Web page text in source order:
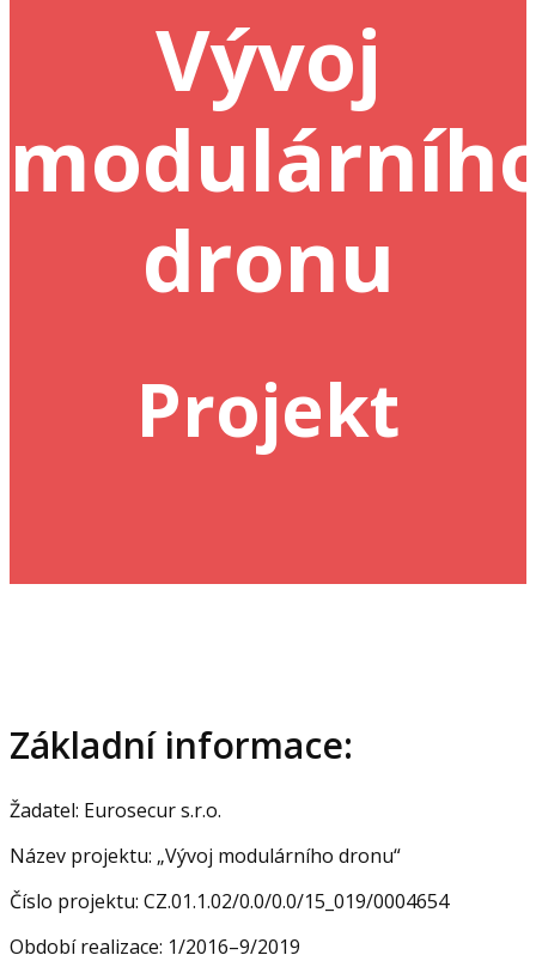
Vývoj
dronu
Projekt
Základní informace:
Žadatel: Eurosecur s.r.o.
Název projektu: „Vývoj modulárního dronu“
Číslo projektu: CZ.01.1.02/0.0/0.0/15_019/0004654
Období realizace: 1/2016–9/2019